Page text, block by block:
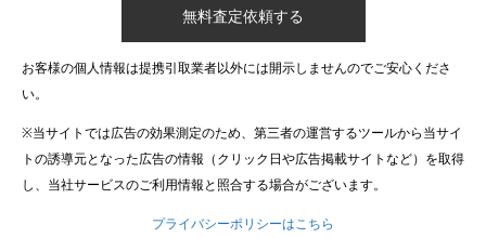
お客様の個人情報は提携引取業者以外には開示しませんのでご安心くださ
い。
※当サイトでは広告の効果測定のため、第三者の運営するツールから当サイ
トの誘導元となった広告の情報（クリック日や広告掲載サイトなど）を取得
し、当社サービスのご利用情報と照合する場合がございます。
プライバシーポリシーはこちら